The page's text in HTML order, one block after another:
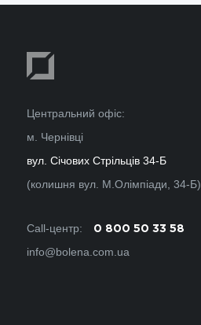
Центральний офіс:
м. Чернівці
вул. Січових Стрільців 34-Б
(колишня вул. М.Олімпіади, 34-Б)
Call-центр: 0 800 50 33 58
info@bolena.com.ua